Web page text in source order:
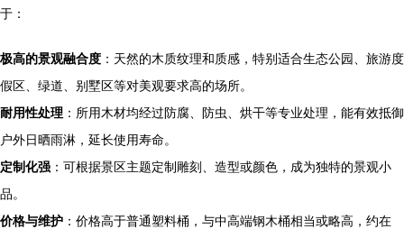
于：
极高的景观融合度 ：天然的木质纹理和质感，特别适合生态公园、旅游度
假区、绿道、别墅区等对美观要求高的场所。
耐用性处理 ：所用木材均经过防腐、防虫、烘干等专业处理，能有效抵御
户外日晒雨淋，延长使用寿命。
定制化强 ：可根据景区主题定制雕刻、造型或颜色，成为独特的景观小
品。
价格与维护 ：价格高于普通塑料桶，与中高端钢木桶相当或略高，约在